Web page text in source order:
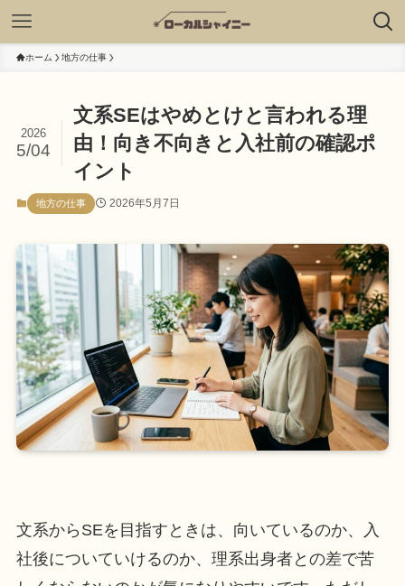
ホーム 地方の仕事
文系SEはやめとけと言われる理
由！向き不向きと入社前の確認ポ
イント
2026
5/04
地方の仕事 2026年5月7日
文系からSEを目指すときは、向いているのか、入
社後についていけるのか、理系出身者との差で苦